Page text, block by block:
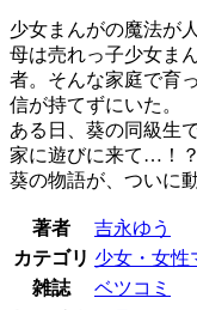
少女まんがの魔法が
母は売れっ子少女ま
者。そんな家庭で育
信が持てずにいた。
ある日、葵の同級生
家に遊びに来て…！？
葵の物語が、ついに
著者
吉永ゆう
カテゴリ 少女・女性
雑誌
ベツコミ